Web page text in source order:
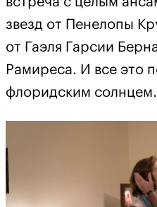
звезд от Пенелопы
от Гаэля Гарсии
Рамиреса. И все это
флоридским солнцем.